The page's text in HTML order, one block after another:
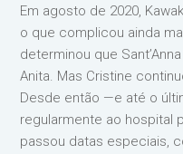
Em agosto de 2020,
o que complicou ainda
determinou que
Anita. Mas Cristine
Desde então —e até o
regularmente ao hospital
passou datas especiais,